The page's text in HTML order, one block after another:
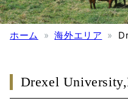
ホーム 海外エリア
Drexel